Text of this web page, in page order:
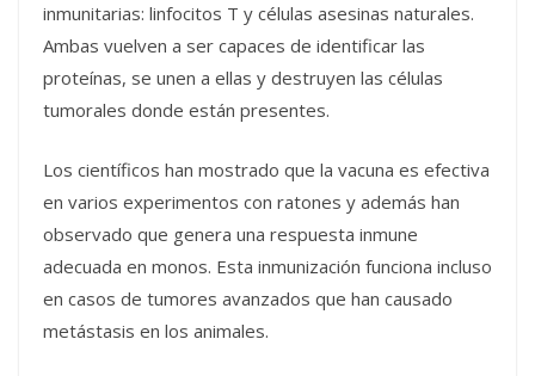
inmunitarias: linfocitos T y células asesinas naturales.
Ambas vuelven a ser capaces de identificar las
proteínas, se unen a ellas y destruyen las células
tumorales donde están presentes.
Los científicos han mostrado que la vacuna es efectiva
en varios experimentos con ratones y además han
observado que genera una respuesta inmune
adecuada en monos. Esta inmunización funciona incluso
en casos de tumores avanzados que han causado
metástasis en los animales.